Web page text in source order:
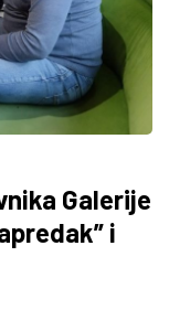
Galerije
i